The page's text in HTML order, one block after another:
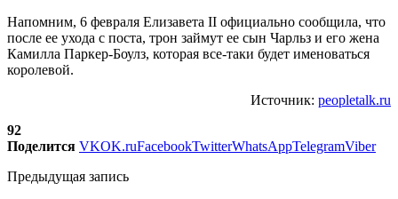
Напомним, 6 февраля Елизавета II официально сообщила, что
после ее ухода с поста, трон займут ее сын Чарльз и его жена
Камилла Паркер-Боулз, которая все-таки будет именоваться
королевой.
Источник: peopletalk.ru
92
Поделится VKOK.ruFacebookTwitterWhatsAppTelegramViber
Предыдущая запись